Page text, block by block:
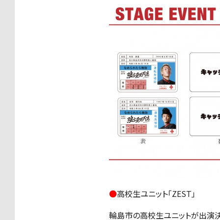
●高校生ユニット「ZEST」
輪島市の高校生ユニットが出演